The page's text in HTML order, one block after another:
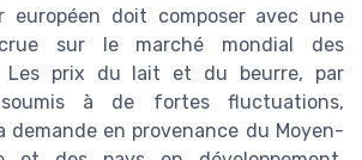
européen doit composer avec une
sur le marché mondial des
Les prix du lait et du beurre, par
à de fortes fluctuations,
demande en provenance du Moyen-